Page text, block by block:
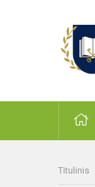
Titulinis